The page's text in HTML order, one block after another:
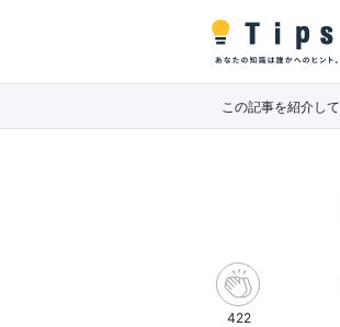
この記事を紹介して
422